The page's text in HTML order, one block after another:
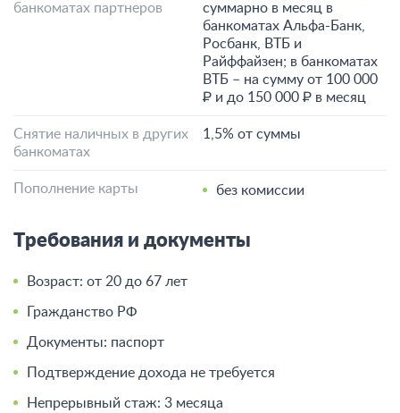
банкоматах партнеров
суммарно в месяц в
банкоматах Альфа-Банк,
Росбанк, ВТБ и
Райффайзен; в банкоматах
ВТБ – на сумму от 100 000
₽ и до 150 000 ₽ в месяц
Снятие наличных в других
банкоматах
1,5% от суммы
Пополнение карты без комиссии
Требования и документы
Возраст: от 20 до 67 лет
Гражданство РФ
Документы: паспорт
Подтверждение дохода не требуется
Непрерывный стаж: 3 месяца